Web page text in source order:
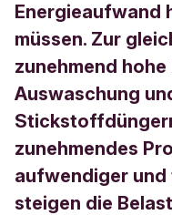
Energieaufwand
müssen. Zur
zunehmend
Auswaschung
zunehmendes
aufwendiger
steigen die